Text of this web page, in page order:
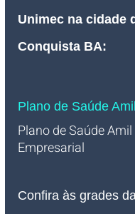
Unimec na cidade
Conquista BA:
Plano de Saúde
Plano de Saúde
Empresarial
Confira às grades